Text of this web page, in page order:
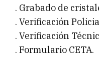
. Grabado de
. Verificación
. Verificación
. Formulario CETA.